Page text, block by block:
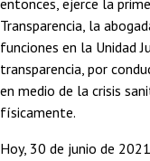
entonces, ejerce la
Transparencia, la
funciones en la Unidad
transparencia, por
en medio de la crisis
físicamente.
Hoy, 30 de junio de